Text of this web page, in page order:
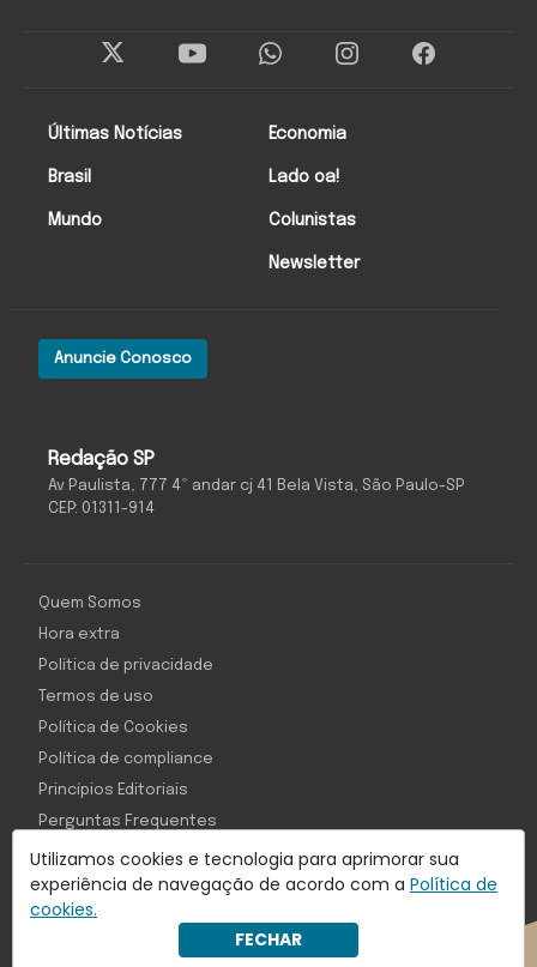
Utilizamos cookies e tecnologia para aprimorar sua
experiência de navegação de acordo com a Política de
cookies.
FECHAR
Redação SP
Av Paulista, 777 4º andar cj 41 Bela Vista, São Paulo-SP
CEP: 01311-914
Anuncie Conosco
Últimas Notícias
Brasil
Mundo
Economia
Lado oa!
Colunistas
Newsletter
Com inteligência e tecnologia:
Object1ve - Marketing Solution
Quem Somos
Hora extra
Política de privacidade
Termos de uso
Política de Cookies
Política de compliance
Princípios Editoriais
Perguntas Frequentes